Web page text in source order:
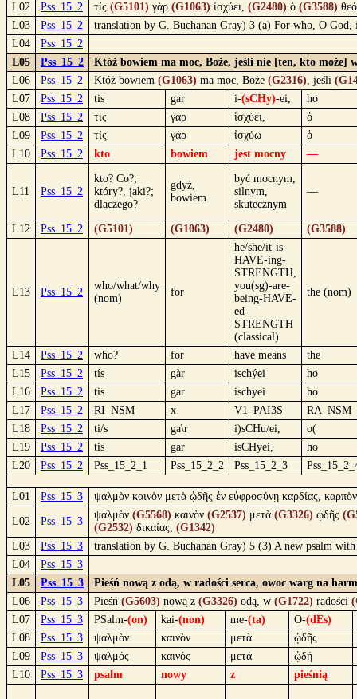
L02
Pss_15_2 τίς (G5101) γὰρ (G1063) ἰσχύει, (G2480) ὁ (G3588)
L03
Pss_15_2
translation by G. Buchanan Gray) 3 (a) For who, O
L04
Pss_15_2
L05
Pss_15_2
Któż bowiem ma moc, Boże, jeśli nie [ten, kto może]
L06
Pss_15_2 Któż bowiem (G1063) ma moc, Boże (G2316), jeśli
L07
Pss_15_2 tis gar i-(sCHy)-ei,
ho
L08
Pss_15_2 τίς γὰρ ἰσχύει,
ὁ
L09
Pss_15_2 τίς γάρ ἰσχύω
ὁ
L10
Pss_15_2 kto bowiem jest mocny —
L11 Pss_15_2
kto? Co?;
który?, jaki?;
dlaczego?
gdyż,
bowiem
być mocnym,
silnym,
skutecznym
—
L12 Pss_15_2 (G5101) (G1063) (G2480) (G3588)
L13 Pss_15_2
who/what/why
(nom)
for
he/she/it-is-
HAVE-ing-
STRENGTH,
you(sg)-are-
being-HAVE-
ed-
STRENGTH
(classical)
the (nom)
L14 Pss_15_2 who? for have means
the
L15
Pss_15_2 tís gàr ischýei
ho
L16
Pss_15_2 tis gar ischyei
ho
L17
Pss_15_2 RI_NSM x V1_PAI3S
RA_NSM
L18
Pss_15_2 ti/s ga\r i)sCHu/ei,
o(
L19
Pss_15_2 tis gar isCHyei,
ho
L20
Pss_15_2 Pss_15_2_1 Pss_15_2_2 Pss_15_2_3
L01 Pss_15_3 ψαλμὸν καινὸν μετὰ ᾠδῆς ἐν εὐφροσύνῃ καρδίας,
L02 Pss_15_3
ψαλμὸν (G5568) καινὸν (G2537) μετὰ (G3326) ᾠδῆς
(G2532) δικαίας, (G1342)
L03
Pss_15_3
translation by G. Buchanan Gray) 5 (3) A new psalm
L04
Pss_15_3
L05
Pss_15_3
Pieśń nową z odą, w radości serca, owoc warg na
L06
Pss_15_3 Pieśń (G5603) nową z (G3326) odą, w (G1722) radości
L07
Pss_15_3 PSalm-(on) kai-(non) me-(ta) O-(dEs)
L08
Pss_15_3 ψαλμὸν καινὸν μετὰ
ᾠδῆς
L09
Pss_15_3 ψαλμός καινός μετά
ᾠδή
L10
Pss_15_3 psalm nowy z pieśnią